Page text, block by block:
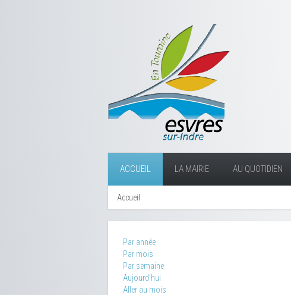
ACCUEIL LA MAIRIE AU QUOTIDIEN
Accueil
Par année
Par mois
Par semaine
Aujourd'hui
Aller au mois